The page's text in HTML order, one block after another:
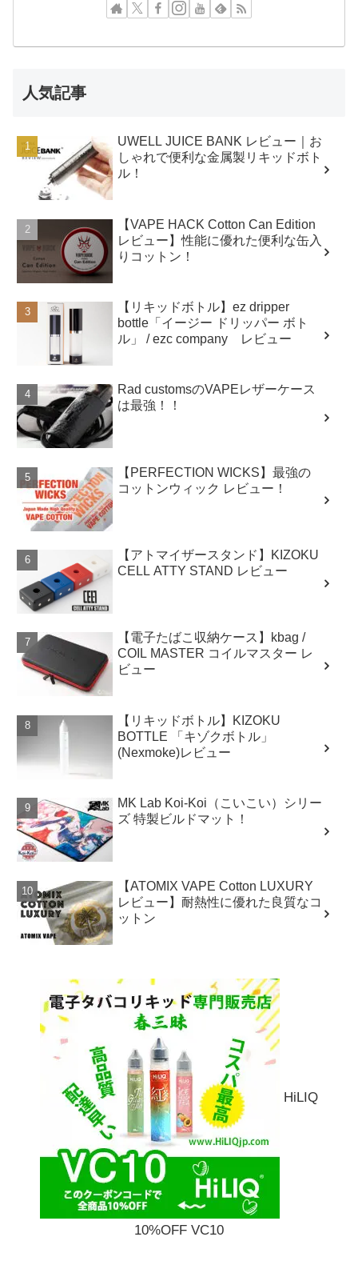
人気記事
UWELL JUICE BANK レビュー｜お
しゃれで便利な金属製リキッドボト
ル！
【VAPE HACK Cotton Can Edition
レビュー】性能に優れた便利な缶入
りコットン！
【リキッドボトル】ez dripper
bottle「イージー ドリッパー ボト
ル」 / ezc company レビュー
Rad customsのVAPEレザーケース
は最強！！
【PERFECTION WICKS】最強の
コットンウィック レビュー！
【アトマイザースタンド】KIZOKU
CELL ATTY STAND レビュー
【電子たばこ収納ケース】kbag /
COIL MASTER コイルマスター レ
ビュー
【リキッドボトル】KIZOKU
BOTTLE 「キゾクボトル」
(Nexmoke)レビュー
MK Lab Koi-Koi（こいこい）シリー
ズ 特製ビルドマット！
【ATOMIX VAPE Cotton LUXURY
レビュー】耐熱性に優れた良質なコ
ットン
HiLIQ
10%OFF VC10